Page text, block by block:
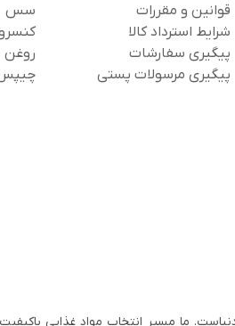
قوانین و مقررات
شرایط استرداد کالا
پیگیری سفارشات
پیگیری مرسولات پستی
سس
روغن
ما مسیر انتخاب مواد غذایی باکیفیت